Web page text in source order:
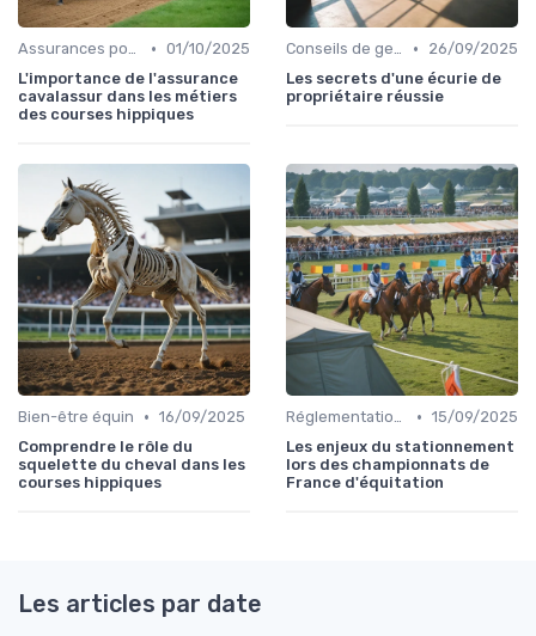
Assurances pour les professionnels • 01/10/2025
L'importance de l'assurance
cavalassur dans les métiers
des courses hippiques
Conseils de gestion d’écurie •
26/09/2025
Les secrets d'une écurie de
propriétaire réussie
Bien-être équin • 16/09/2025
Comprendre le rôle du
squelette du cheval dans les
courses hippiques
Réglementation des courses • 15/09/2025
Les enjeux du stationnement
lors des championnats de
France d'équitation
Les articles par date